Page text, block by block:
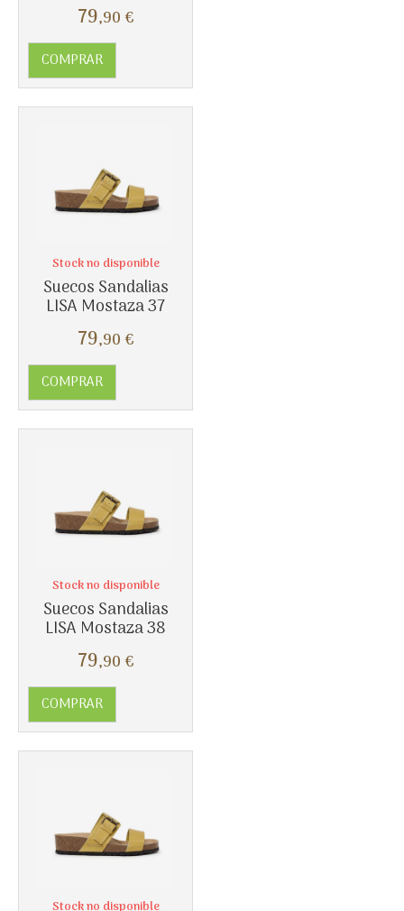
79,90 €
COMPRAR
Suecos Sandalias
LISA Mostaza 37
79,90 €
Stock no disponible
COMPRAR
Suecos Sandalias
LISA Mostaza 38
79,90 €
Stock no disponible
COMPRAR
Stock no disponible